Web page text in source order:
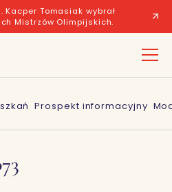
Tomasiak wybrał
Mistrzów Olimpijskich.
Prospekt informacyjny